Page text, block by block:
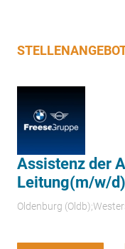
Assistenz der
Leitung(m/w/
Oldenburg